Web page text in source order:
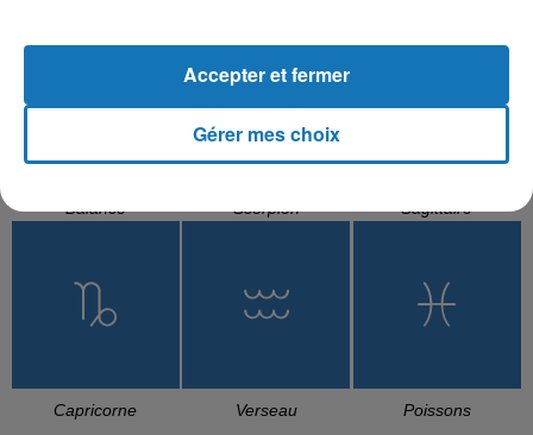
Balance Scorpion Sagittaire
Capricorne Verseau Poissons
Gérer mes choix
Accepter et fermer